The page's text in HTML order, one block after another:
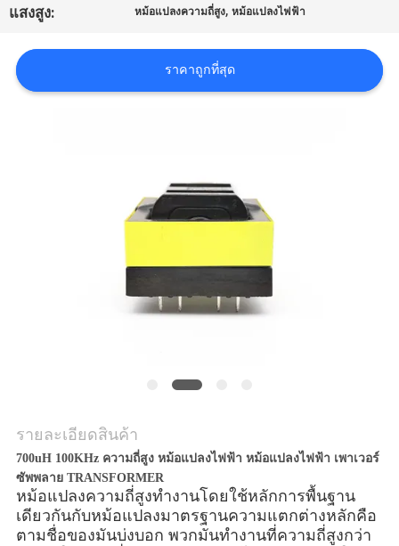
ข่าว
แสงสูง: หม้อแปลงความถี่สูง,หม้อแปลงไฟฟ้า
ราคาถูกที่สุด
รายละเอียดสินค้า
700uH 100KHz ความถี่สูง หม้อแปลงไฟฟ้า หม้อแปลงไฟฟ้า เพาเวอร์
ซัพพลาย TRANSFORMER
หม้อแปลงความถี่สูงทำงานโดยใช้หลักการพื้นฐาน
เดียวกันกับหม้อแปลงมาตรฐานความแตกต่างหลักคือ
ตามชื่อของมันบ่งบอก พวกมันทำงานที่ความถี่สูงกว่า